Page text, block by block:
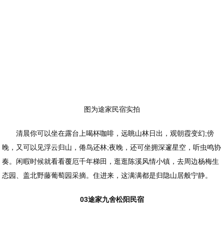
图为途家民宿实拍
清晨你可以坐在露台上喝杯咖啡，远眺山林日出，观朝霞变幻;傍
晚，又可以见浮云归山，倦鸟还林;夜晚，还可坐拥深邃星空，听虫鸣协
奏。闲暇时候就看看覆厄千年梯田，逛逛陈溪风情小镇，去周边杨梅生
态园、盖北野藤葡萄园采摘。住进来，这满满都是归隐山居般宁静。
03途家九舍松阳民宿